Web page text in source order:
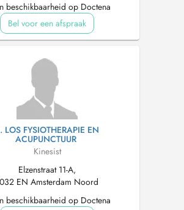
beschikbaarheid op Doctena
Bel voor een afspraak
LOS FYSIOTHERAPIE EN
ACUPUNCTUUR
Kinesist
Elzenstraat 11-A,
EN Amsterdam Noord
beschikbaarheid op Doctena